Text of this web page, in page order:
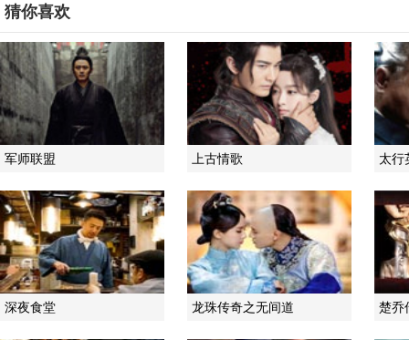
猜你喜欢
军师联盟 上古情歌 太行
深夜食堂 龙珠传奇之无间道 楚乔